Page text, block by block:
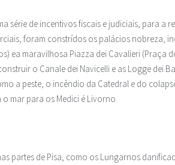
de incentivos fiscais e judiciais, para
foram constrídos os palácios nobreza,
ea maravilhosa Piazza dei Cavalieri (Praça
o Canale dei Navicelli e as Logge dei
a peste, o incêndio da Catedral e do
mar para os Medici é Livorno.
partes de Pisa, como os Lungarnos